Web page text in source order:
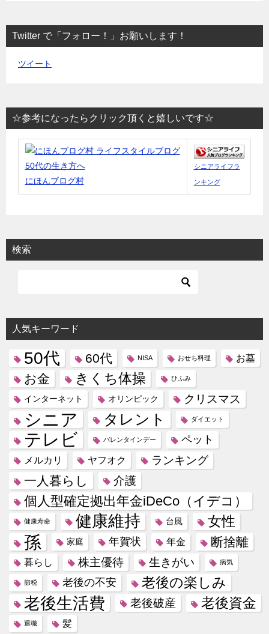
リ
ー
Twitter で「フォロー！」お願いします！
ツイート
☆参考になったらクリック頂くと嬉しいです☆
にほんブログ村
シニアライフラ
ンキング
検索
人気キーワード
50代 60代 NISA おせち料理 お墓
お金 きくち体操 ひふみ
インターネット オリンピック クリスマス
シニア タレント ダイエット
テレビ バレンタインデー ペット
メルカリ ヤフオク ランキング
一人暮らし 介護
個人型確定拠出年金iDeCo（イデコ）
健康寿命 健康維持 台風 女性
孫 家庭 年賀状 年金 断捨離
暮らし 株主優待 生きがい 病気
節税 老後の不安 老後の楽しみ
老後生活費 老後破産 老後資金
退職 髪